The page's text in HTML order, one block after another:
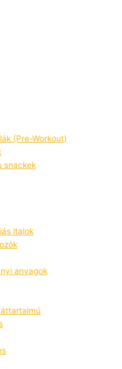
(Pre-Workout)
snackek
italok
anyagok